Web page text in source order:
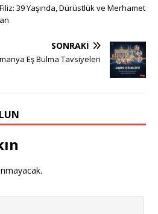
içmeyen adaylar önceliğimdir.
Mühendisim, ciddi bir hanım ile
Dürüst bey adayların
39 Yaşında, Dürüstlük ve Merhamet
SONRAKI
Eş Bulma Tavsiyeleri